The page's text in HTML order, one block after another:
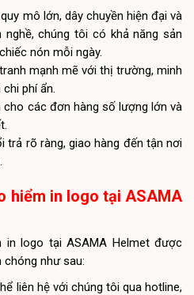
mô lớn, dây chuyền hiện đại và
chúng tôi có khả năng sản
nón mỗi ngày.
mạnh mẽ với thị trường, minh
phí ẩn.
cho các đơn hàng số lượng lớn và
trả rõ ràng, giao hàng đến tận nơi
hiểm in logo tại ASAMA
in logo tại ASAMA Helmet được
chóng như sau:
liên hệ với chúng tôi qua hotline,